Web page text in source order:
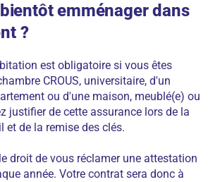
emménager dans
?
est obligatoire si vous êtes
CROUS, universitaire, d'un
ou d'une maison, meublé(e) ou
justifier de cette assurance lors de la
et de la remise des clés.
droit de vous réclamer une attestation
année. Votre contrat sera donc à